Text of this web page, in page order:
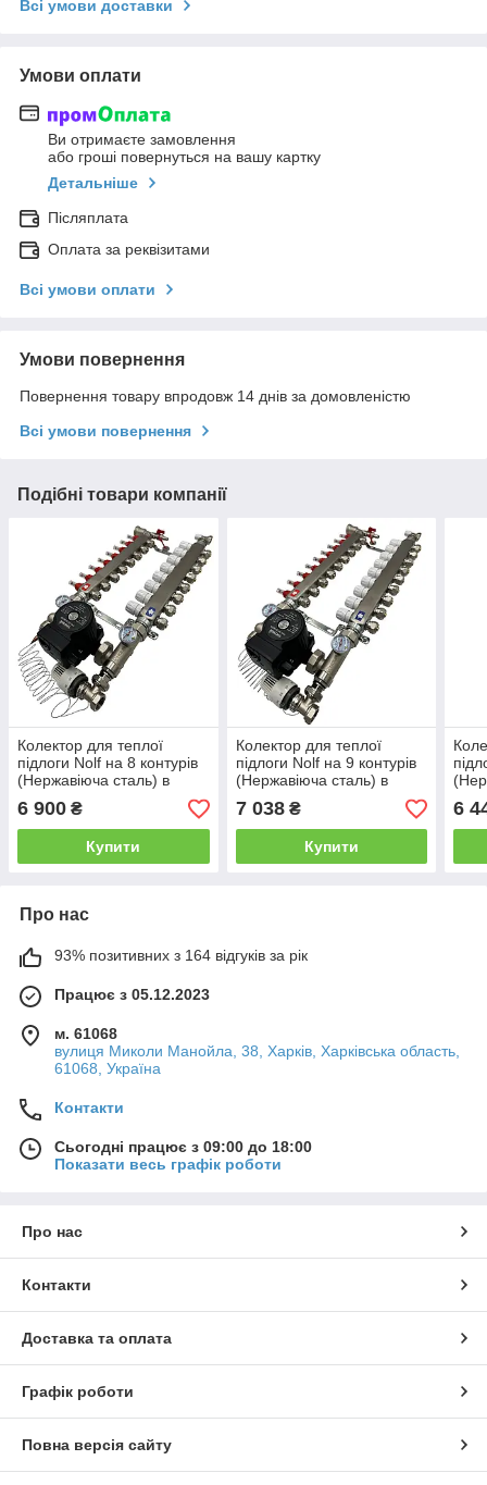
Всі умови доставки
Умови оплати
Ви отримаєте замовлення
або гроші повернуться на вашу картку
Детальніше
Післяплата
Оплата за реквізитами
Всі умови оплати
Умови повернення
Повернення товару впродовж 14 днів за домовленістю
Всі умови повернення
Подібні товари компанії
Колектор для теплої
підлоги Nolf на 8 контурів
(Нержавіюча сталь) в
зборі з насосом (бічне
підключення) Німеччина
6 900 ₴
Купити
Колектор для теплої
підлоги Nolf на 9 контурів
(Нержавіюча сталь) в
зборі з насосом (бічне
підключення) Німеччина
7 038₴
Купити
6
Про нас
93% позитивних з 164 відгуків за рік
Працює з 05.12.2023
м. 61068
вулиця Миколи Манойла, 38, Харків, Харківська область,
61068, Україна
Контакти
Сьогодні працює з 09:00 до 18:00
Показати весь графік роботи
Про нас
Контакти
Доставка та оплата
Графік роботи
Повна версія сайту